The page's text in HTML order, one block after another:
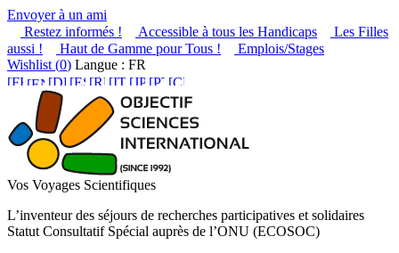
Envoyer à un ami
Restez informés !
Accessible à tous les Handicaps
Les Filles
aussi !
Haut de Gamme pour Tous !
Emplois/Stages
Wishlist (0) Langue : FR
Vos Voyages Scientifiques
L’inventeur des séjours de recherches participatives et solidaires
Statut Consultatif Spécial auprès de l’ONU (ECOSOC)